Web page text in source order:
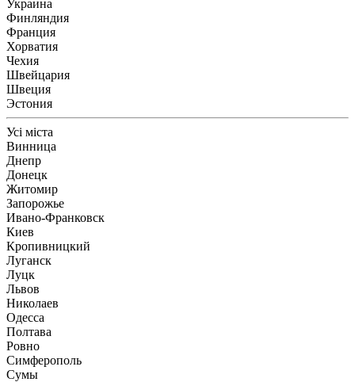
Украина
Финляндия
Франция
Хорватия
Чехия
Швейцария
Швеция
Эстония
Усі міста
Винница
Днепр
Донецк
Житомир
Запорожье
Ивано-Франковск
Киев
Кропивницкий
Луганск
Луцк
Львов
Николаев
Одесса
Полтава
Ровно
Симферополь
Сумы